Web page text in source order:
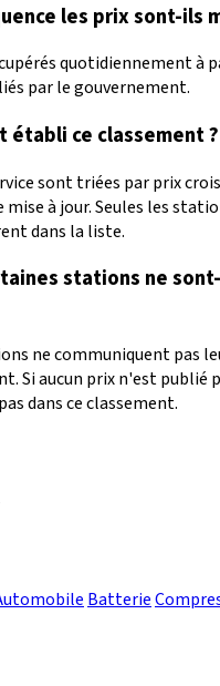
les prix sont-ils
quotidiennement à
par le gouvernement.
établi ce classement ?
sont triées par prix
mise à jour. Seules les
dans la liste.
stations ne
ne communiquent pas
Si aucun prix n'est publié
dans ce classement.
Batterie